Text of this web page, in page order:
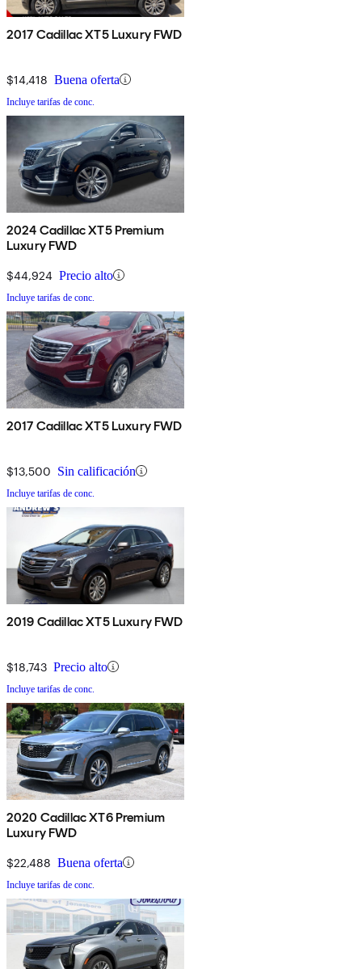
2017 Cadillac XT5 Luxury FWD
$14,418 Buena oferta
Incluye tarifas de conc.
2024 Cadillac XT5 Premium
Luxury FWD
$44,924 Precio alto
Incluye tarifas de conc.
2017 Cadillac XT5 Luxury FWD
$13,500 Sin calificación
Incluye tarifas de conc.
2019 Cadillac XT5 Luxury FWD
$18,743 Precio alto
Incluye tarifas de conc.
2020 Cadillac XT6 Premium
Luxury FWD
$22,488 Buena oferta
Incluye tarifas de conc.